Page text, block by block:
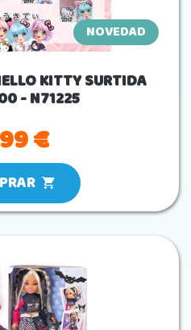
NOVEDAD
KITTY SURTIDA
- N71225
€